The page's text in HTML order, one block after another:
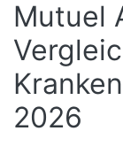
Mutuel
2026